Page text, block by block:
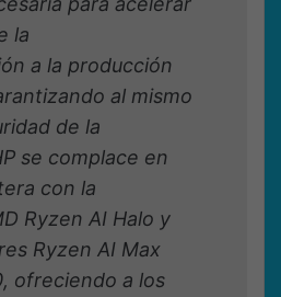
la
a la producción
al mismo
de la
se complace en
con la
Ryzen AI Halo y
Ryzen AI Max
ofreciendo a los